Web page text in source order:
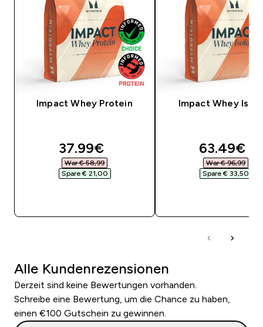
Impact Whey Protein
discounted price
37.99€‎
War € 58,99‎
Spare € 21,00‎
Impact Whey
63.49€‎
War € 96,99‎
Spare € 33,50‎
Alle Kundenrezensionen
Derzeit sind keine Bewertungen vorhanden.
Schreibe eine Bewertung, um die Chance zu haben,
einen €100 Gutschein zu gewinnen.